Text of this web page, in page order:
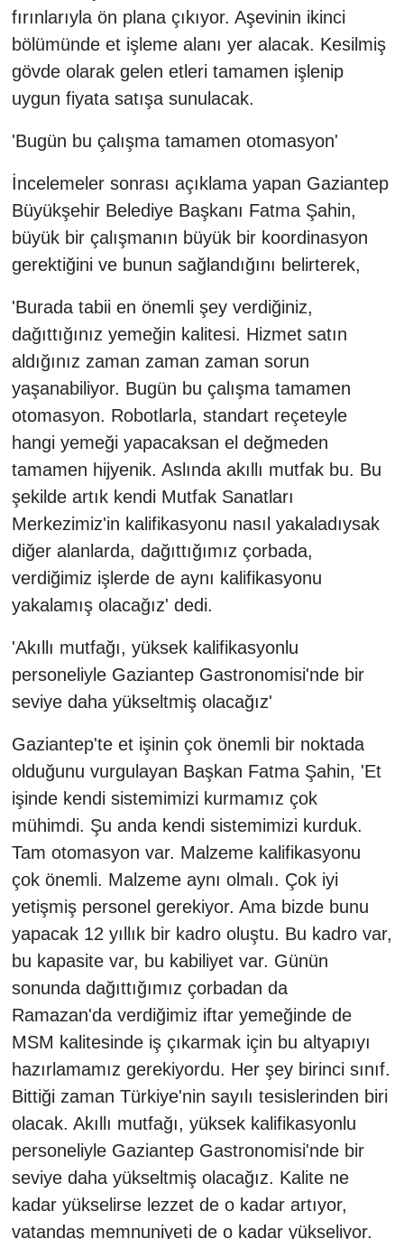
fırınlarıyla ön plana çıkıyor. Aşevinin ikinci
bölümünde et işleme alanı yer alacak. Kesilmiş
gövde olarak gelen etleri tamamen işlenip
uygun fiyata satışa sunulacak.
'Bugün bu çalışma tamamen otomasyon'
İncelemeler sonrası açıklama yapan Gaziantep
Büyükşehir Belediye Başkanı Fatma Şahin,
büyük bir çalışmanın büyük bir koordinasyon
gerektiğini ve bunun sağlandığını belirterek,
'Burada tabii en önemli şey verdiğiniz,
dağıttığınız yemeğin kalitesi. Hizmet satın
aldığınız zaman zaman zaman sorun
yaşanabiliyor. Bugün bu çalışma tamamen
otomasyon. Robotlarla, standart reçeteyle
hangi yemeği yapacaksan el değmeden
tamamen hijyenik. Aslında akıllı mutfak bu. Bu
şekilde artık kendi Mutfak Sanatları
Merkezimiz'in kalifikasyonu nasıl yakaladıysak
diğer alanlarda, dağıttığımız çorbada,
verdiğimiz işlerde de aynı kalifikasyonu
yakalamış olacağız' dedi.
'Akıllı mutfağı, yüksek kalifikasyonlu
personeliyle Gaziantep Gastronomisi'nde bir
seviye daha yükseltmiş olacağız'
Gaziantep'te et işinin çok önemli bir noktada
olduğunu vurgulayan Başkan Fatma Şahin, 'Et
işinde kendi sistemimizi kurmamız çok
mühimdi. Şu anda kendi sistemimizi kurduk.
Tam otomasyon var. Malzeme kalifikasyonu
çok önemli. Malzeme aynı olmalı. Çok iyi
yetişmiş personel gerekiyor. Ama bizde bunu
yapacak 12 yıllık bir kadro oluştu. Bu kadro var,
bu kapasite var, bu kabiliyet var. Günün
sonunda dağıttığımız çorbadan da
Ramazan'da verdiğimiz iftar yemeğinde de
MSM kalitesinde iş çıkarmak için bu altyapıyı
hazırlamamız gerekiyordu. Her şey birinci sınıf.
Bittiği zaman Türkiye'nin sayılı tesislerinden biri
olacak. Akıllı mutfağı, yüksek kalifikasyonlu
personeliyle Gaziantep Gastronomisi'nde bir
seviye daha yükseltmiş olacağız. Kalite ne
kadar yükselirse lezzet de o kadar artıyor,
vatandaş memnuniyeti de o kadar yükseliyor.